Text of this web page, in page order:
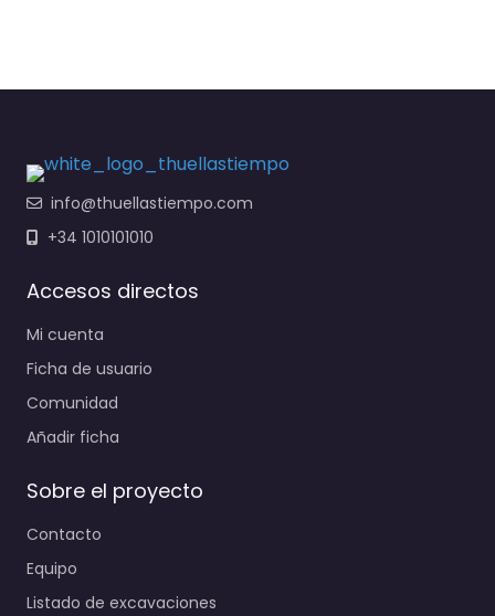
info@thuellastiempo.com
+34 1010101010
Accesos directos
Mi cuenta
Ficha de usuario
Comunidad
Añadir ficha
Sobre el proyecto
Contacto
Equipo
Listado de excavaciones